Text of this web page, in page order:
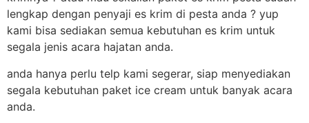
lengkap dengan penyaji es krim di pesta anda ? yup
kami bisa sediakan semua kebutuhan es krim untuk
segala jenis acara hajatan anda.
anda hanya perlu telp kami segerar, siap menyediakan
segala kebutuhan paket ice cream untuk banyak acara
anda.